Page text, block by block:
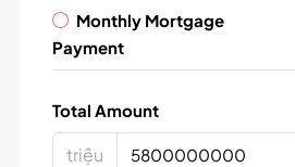
Monthly Mortgage
Payment
Total Amount
triệu